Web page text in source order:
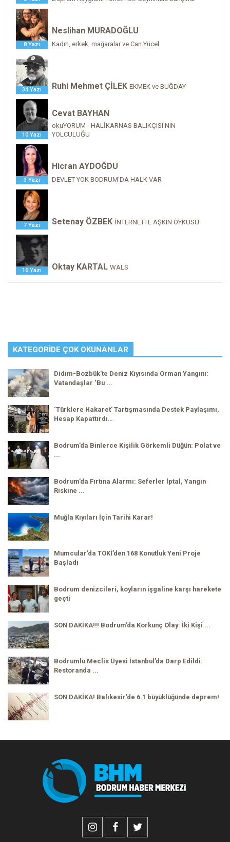
8 Yazı
Neslihan MURADOĞLU
Kadın, erkek, mağaralar ve Can Yücel
34 Yazı Ruhi Mehmet ÇİLEK EKMEK ve BUĞDAY
10 Yazı
Cevat BAYHAN
okuYORUM - HALİKARNAS BALIKÇISI'NIN
YOLCULUĞU
3 Yazı
Hicran AYDOĞDU
DEVLET YOK BODRUM'DA HALK VAR
7 Yazı Setenay ÖZBEK İNTERNETTE AŞKIN ÖYKÜSÜ
16 Yazı Oktay KARTAL WALS
KATEGORIDE ÇOK OKUNANLAR
Didim-Bozbük’te Deniz Kıyısında Orman Yangını:
Vatandaşlar ‘Bu ...
‘Türklere Hakaret’ Tartışmasında Destek Paylaşımı,
Hesap Kapattırdı…
Bodrum’da Binlerce Kişilik Görkemli Düğün: Polat ve
...
Bodrum’da Fırtına Alarmı: Seferler İptal, Yangın
Riskine ...
Muğla Kıyıları İçin Tarihi Karar!
Mumcular’da TOKİ’den 168 Konutluk Yeni Proje
Başladı
Bodrum denizcileri, koyların işgaline karşı harekete
geçti
SON DAKİKA!!! Bodrum’da Korkunç Olay: İki Kişi ...
Bodrumlu Meclis Üyesi İstanbul’da Darp Edildi:
Restoranda ...
SON DAKİKA! Balıkesir’de 6.1 büyüklüğünde deprem!